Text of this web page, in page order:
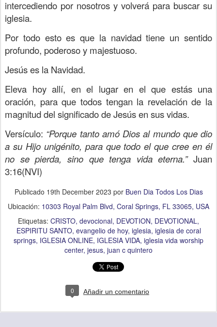
intercediendo por nosotros y volverá para buscar su
iglesia.
Por todo esto es que la navidad tiene un sentido
profundo, poderoso y majestuoso.
Jesús es la Navidad.
Eleva hoy allí, en el lugar en el que estás una
oración, para que todos tengan la revelación de la
magnitud del significado de Jesús en sus vidas.
Versículo: “Porque tanto amó Dios al mundo que dio
a su Hijo unigénito, para que todo el que cree en él
no se pierda, sino que tenga vida eterna.”Juan
3:16(NVI)
Publicado 19th December 2023 por Buen Dia Todos Los Dias
Ubicación: 10303 Royal Palm Blvd, Coral Springs, FL 33065, USA
Etiquetas: CRISTO devocional DEVOTION DEVOTIONAL
ESPIRITU SANTO evangelio de hoy iglesia iglesia de coral
springs IGLESIA ONLINE IGLESIA VIDA iglesia vida worship
center jesus juan c quintero
0 Añadir un comentario